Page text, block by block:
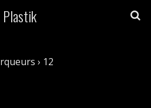
Plastik
› 12